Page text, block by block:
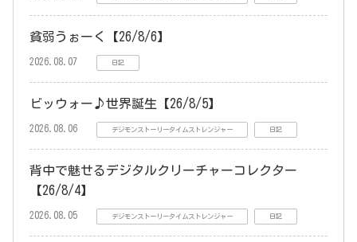
貧弱うぉーく【26/8/6】
2026.08.07 日記
ビッウォー♪世界誕生【26/8/5】
2026.08.06 デジモンストーリータイムストレンジャー 日記
背中で魅せるデジタルクリーチャーコレクター
【26/8/4】
2026.08.05 デジモンストーリータイムストレンジャー 日記